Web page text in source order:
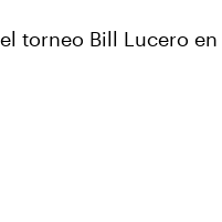
torneo Bill Lucero en